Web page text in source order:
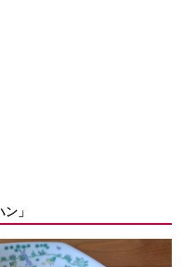
」